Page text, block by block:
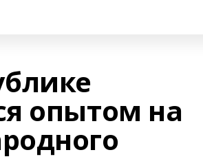
опытом на